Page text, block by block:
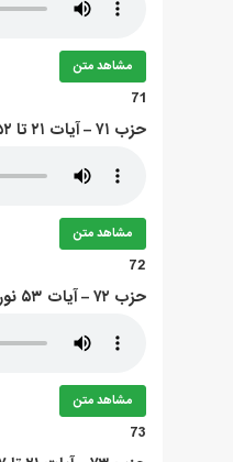
مشاهد متن
71
حزب ۷۱ – آيات ۲۱ تا ۵۲ نور
مشاهد متن
72
حزب ۷۲ – آيات ۵۳ نور تا ۲۰فرقان
مشاهد متن
73